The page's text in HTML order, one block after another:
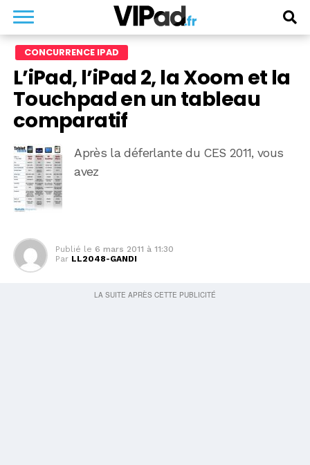
CONCURRENCE IPAD
L’iPad, l’iPad 2, la Xoom et la
Touchpad en un tableau
comparatif
Après la déferlante du CES 2011, vous
avez
Publié le 6 mars 2011 à 11:30
Par LL2048-GANDI